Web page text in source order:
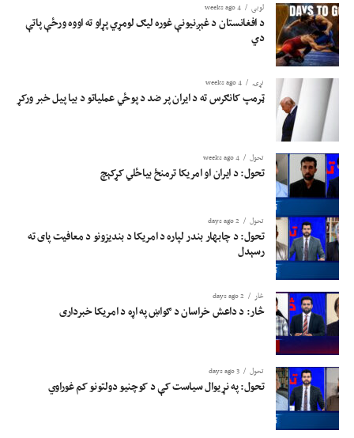
لوبی 4 weeks ago
د افغانستان د غېږنیونې غوره لیګ لومړي پړاو ته اووه ورځې پاتې
دي
نړۍ 4 weeks ago
ټرمپ کانګرس ته د ایران پر ضد د پوځي عملیاتو د بیا پیل خبر ورکړ
تحول 4 weeks ago
تحول: د ایران او امریکا ترمنځ بیاځلي کړکېچ
تحول 2 days ago
تحول: د چابهار بندر لپاره د امریکا د بندیزونو د معافیت پای ته
رسېدل
څار 2 days ago
څار: د داعش خراسان د ګواښ په اړه د امریکا خبرداری
تحول 3 days ago
تحول: په نړیوال سیاست کې د کوچنیو دولتونو کم غوراوي